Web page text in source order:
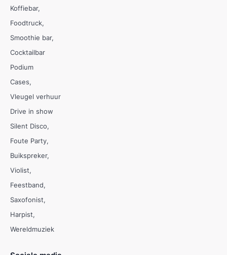
Koffiebar
Foodtruck
Smoothie bar
Cocktailbar
Podium
Cases
Vleugel verhuur
Drive in show
Silent Disco
Foute Party
Buikspreker
Violist
Feestband
Saxofonist
Harpist
Wereldmuziek